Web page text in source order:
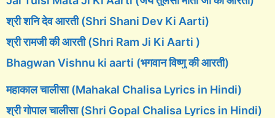
श्री शनि देव आरती (Shri Shani Dev Ki Aarti)
श्री रामजी की आरती (Shri Ram Ji Ki Aarti )
Bhagwan Vishnu ki aarti (भगवान विष्णु की आरती)
महाकाल चालीसा (Mahakal Chalisa Lyrics in Hindi)
श्री गोपाल चालीसा (Shri Gopal Chalisa Lyrics in Hindi)